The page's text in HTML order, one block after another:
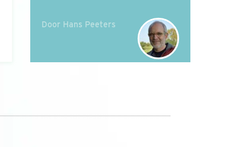
Door Hans Peeters